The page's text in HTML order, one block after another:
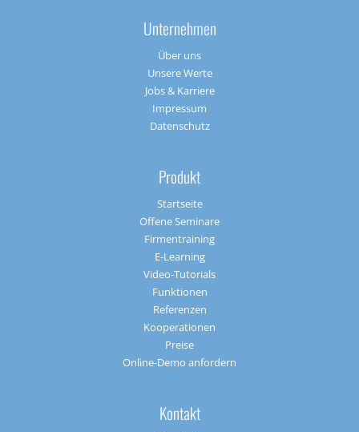
Unternehmen
Über uns
Unsere Werte
Jobs & Karriere
Impressum
Datenschutz
Produkt
Startseite
Offene Seminare
Firmentraining
E-Learning
Video-Tutorials
Funktionen
Referenzen
Kooperationen
Preise
Online-Demo anfordern
Kontakt